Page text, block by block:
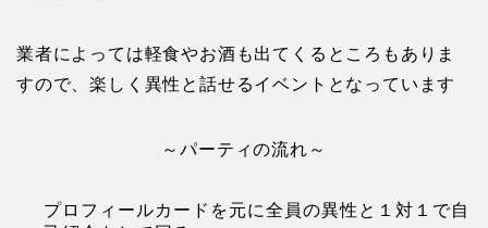
業者によっては軽食やお酒も出てくるところもありま
すので、楽しく異性と話せるイベントとなっています
～パーティの流れ～
プロフィールカードを元に全員の異性と１対１で自